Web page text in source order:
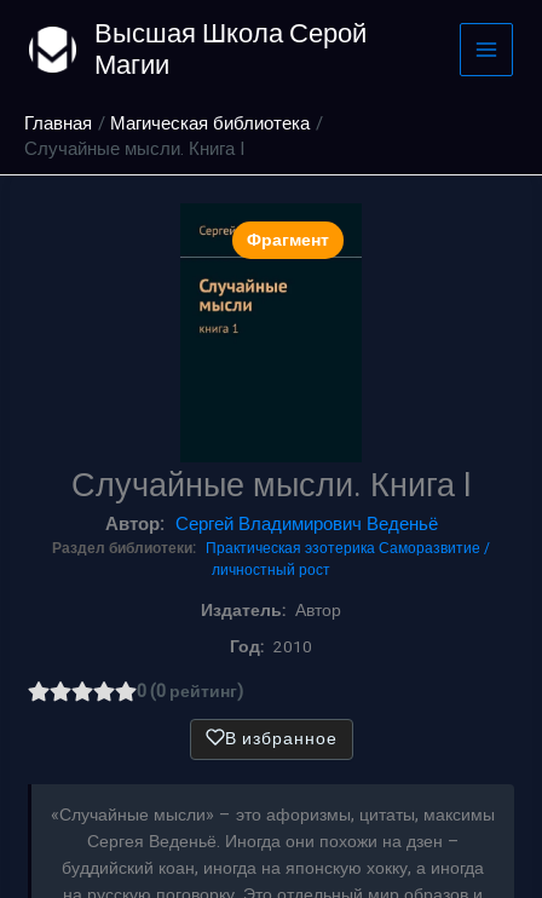
содержимому
Высшая Школа Серой
Магии
Главная
Магическая библиотека
Случайные мысли. Книга I
Фрагмент
Случайные мысли. Книга I
Автор: Сергей Владимирович Веденьё
Раздел библиотеки: Практическая эзотерикаСаморазвитие /
личностный рост
Издатель: Автор
Год: 2010
0 (0 рейтинг)
В избранное
«Случайные мысли» – это афоризмы, цитаты, максимы
Сергея Веденьё. Иногда они похожи на дзен –
буддийский коан, иногда на японскую хокку, а иногда